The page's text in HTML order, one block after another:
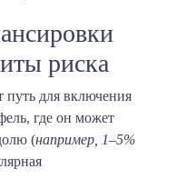
риска
путь для включения
где он может
(например, 1–5%